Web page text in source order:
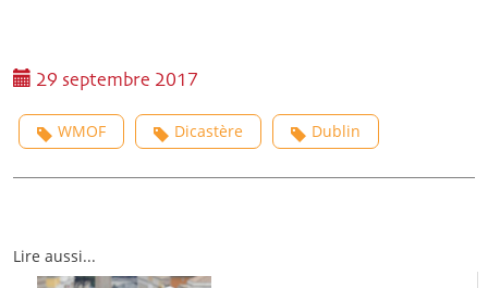
29 septembre 2017
WMOF Dicastère Dublin
Lire aussi...